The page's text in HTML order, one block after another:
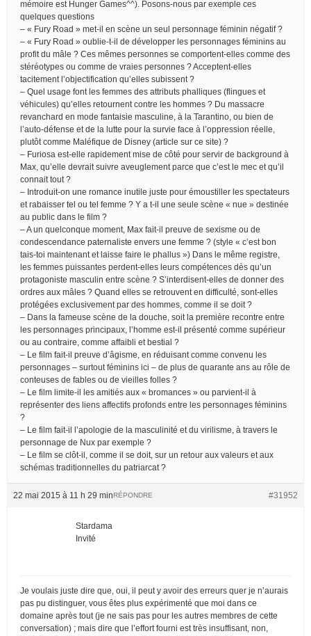
mémoire est Hunger Games^^). Posons-nous par exemple ces
quelques questions
– « Fury Road » met-il en scène un seul personnage féminin négatif ?
– « Fury Road » oublie-t-il de développer les personnages féminins au
profit du mâle ? Ces mêmes personnes se comportent-elles comme des
stéréotypes ou comme de vraies personnes ? Acceptent-elles
tacitement l’objectification qu’elles subissent ?
– Quel usage font les femmes des attributs phalliques (flingues et
véhicules) qu’elles retournent contre les hommes ? Du massacre
revanchard en mode fantaisie masculine, à la Tarantino, ou bien de
l’auto-défense et de la lutte pour la survie face à l’oppression réelle,
plutôt comme Maléfique de Disney (article sur ce site) ?
– Furiosa est-elle rapidement mise de côté pour servir de background à
Max, qu’elle devrait suivre aveuglement parce que c’est le mec et qu’il
connait tout ?
– Introduit-on une romance inutile juste pour émoustiller les spectateurs
et rabaisser tel ou tel femme ? Y a t-il une seule scène « nue » destinée
au public dans le film ?
– A un quelconque moment, Max fait-il preuve de sexisme ou de
condescendance paternaliste envers une femme ? (style « c’est bon
tais-toi maintenant et laisse faire le phallus ») Dans le même registre,
les femmes puissantes perdent-elles leurs compétences dès qu’un
protagoniste masculin entre scène ? S’interdisent-elles de donner des
ordres aux mâles ? Quand elles se retrouvent en difficulté, sont-elles
protégées exclusivement par des hommes, comme il se doit ?
– Dans la fameuse scène de la douche, soit la première recontre entre
les personnages principaux, l’homme est-il présenté comme supérieur
ou au contraire, comme affaibli et bestial ?
– Le film fait-il preuve d’âgisme, en réduisant comme convenu les
personnages – surtout féminins ici – de plus de quarante ans au rôle de
conteuses de fables ou de vieilles folles ?
– Le film limite-il les amitiés aux « bromances » ou parvient-il à
représenter des liens affectifs profonds entre les personnages féminins
?
– Le film fait-il l’apologie de la masculinité et du virilisme, à travers le
personnage de Nux par exemple ?
– Le film se clôt-il, comme il se doit, sur un retour aux valeurs et aux
schémas traditionnelles du patriarcat ?
22 mai 2015 à 11 h 29 min #31952
RÉPONDRE
Stardama
Invité
Je voulais juste dire que, oui, il peut y avoir des erreurs quer je n’aurais
pas pu distinguer, vous êtes plus expérimenté que moi dans ce
domaine après tout (je ne sais pas pour les autres membres de cette
conversation) ; mais dire que l’effort fourni est très insuffisant, non,